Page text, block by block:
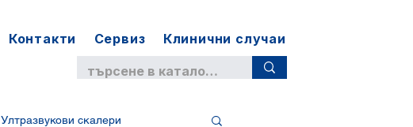
Контакти Сервиз Клинични случаи
Ултразвукови скалери